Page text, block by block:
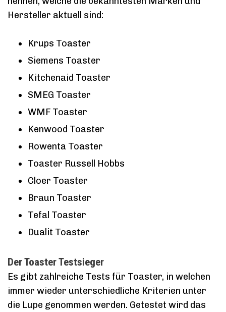
Hersteller aktuell sind:
Krups Toaster
Siemens Toaster
Kitchenaid Toaster
SMEG Toaster
WMF Toaster
Kenwood Toaster
Rowenta Toaster
Toaster Russell Hobbs
Cloer Toaster
Braun Toaster
Tefal Toaster
Dualit Toaster
Der Toaster Testsieger
Es gibt zahlreiche Tests für Toaster, in welchen
immer wieder unterschiedliche Kriterien unter
die Lupe genommen werden. Getestet wird das